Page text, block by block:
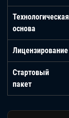
Технологическая
основа
Лицензирование
Стартовый
пакет